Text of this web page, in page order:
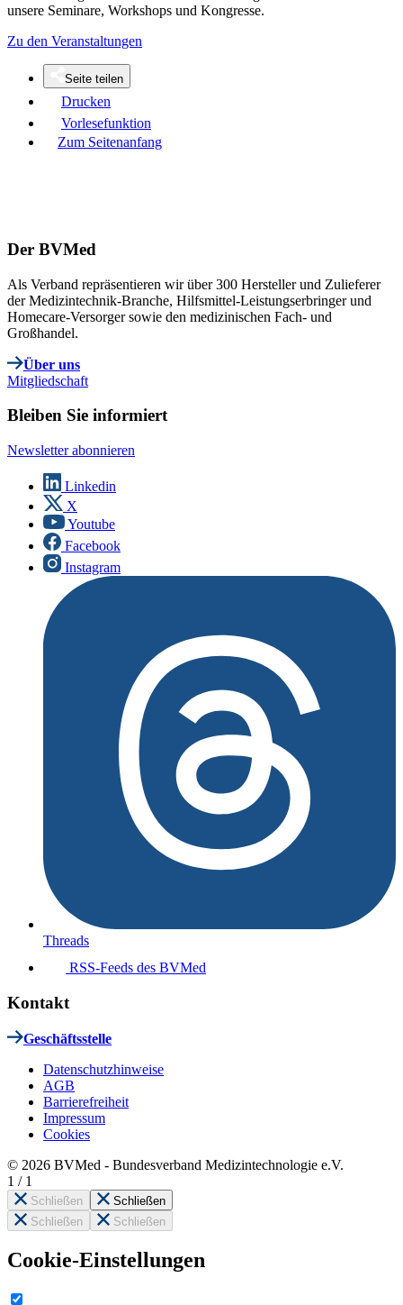
unsere Seminare, Workshops und Kongresse.
Zu den Veranstaltungen
Seite teilen
Drucken
Vorlesefunktion
Zum Seitenanfang
Der BVMed
Als Verband repräsentieren wir über 300 Hersteller und Zulieferer
der Medizintechnik-Branche, Hilfsmittel-Leistungserbringer und
Homecare-Versorger sowie den medizinischen Fach- und
Großhandel.
Über uns
Mitgliedschaft
Bleiben Sie informiert
Newsletter abonnieren
Linkedin
X
Youtube
Facebook
Instagram
Threads
RSS-Feeds des BVMed
Kontakt
Geschäftsstelle
Datenschutzhinweise
AGB
Barrierefreiheit
Impressum
Cookies
© 2026 BVMed - Bundesverband Medizintechnologie e.V.
1 / 1
Schließen
Schließen
Schließen
Schließen
Cookie-Einstellungen